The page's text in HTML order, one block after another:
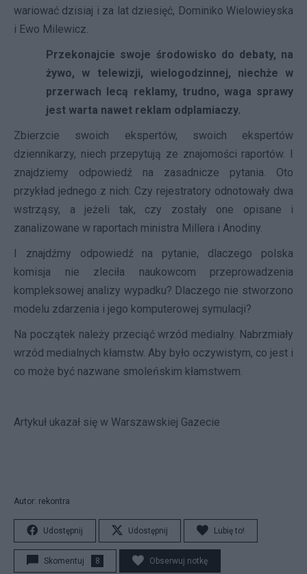
wariować dzisiaj i za lat dziesięć, Dominiko Wielowieyska
i Ewo Milewicz.
Przekonajcie swoje środowisko do debaty, na
żywo, w telewizji, wielogodzinnej, niechże w
przerwach lecą reklamy, trudno, waga sprawy
jest warta nawet reklam odplamiaczy.
Zbierzcie swoich ekspertów, swoich ekspertów
dziennikarzy, niech przepytują ze znajomości raportów. I
znajdziemy odpowiedź na zasadnicze pytania. Oto
przykład jednego z nich: Czy rejestratory odnotowały dwa
wstrząsy, a jeżeli tak, czy zostały one opisane i
zanalizowane w raportach ministra Millera i Anodiny.
I znajdźmy odpowiedź na pytanie, dlaczego polska
komisja nie zleciła naukowcom przeprowadzenia
kompleksowej analizy wypadku? Dlaczego nie stworzono
modelu zdarzenia i jego komputerowej symulacji?
Na początek należy przeciąć wrzód medialny. Nabrzmiały
wrzód medialnych kłamstw. Aby było oczywistym, co jest i
co może być nazwane smoleńskim kłamstwem.
Artykuł ukazał się w Warszawskiej Gazecie
Autor: rekontra
Udostępnij Udostępnij Lubię to!
Skomentuj 8 Obserwuj notkę